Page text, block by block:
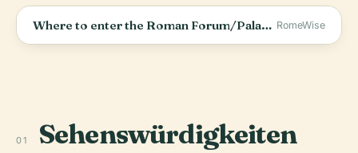
Where to enter the Roman Forum/Palatine Hill? How to skip the line! RomeWise
01 Sehenswürdigkeiten